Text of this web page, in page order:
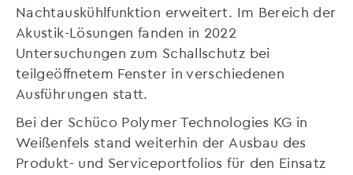
Nachtauskühlfunktion erweitert. Im Bereich der
Akustik-Lösungen fanden in 2022
Untersuchungen zum Schallschutz bei
teilgeöffnetem Fenster in verschiedenen
Ausführungen statt.
Bei der Schüco Polymer Technologies KG in
Weißenfels stand weiterhin der Ausbau des
Produkt- und Serviceportfolios für den Einsatz